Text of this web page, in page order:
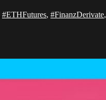
#ETHFutures, #FinanzDerivate,